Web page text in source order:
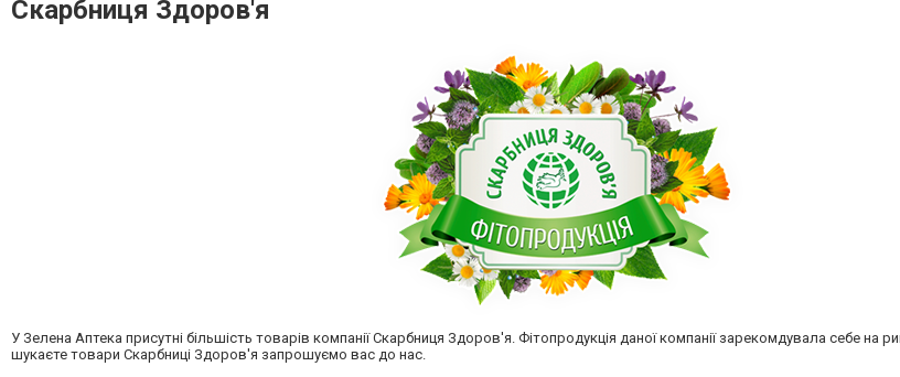
Скарбниця Здоров'я
У Зелена Аптека присутні більшість товарів компанії Скарбниця Здоров'я. Фітопродукція даної компанії зарекомдувала себе на
шукаєте товари Скарбниці Здоров'я запрошуємо вас до нас.